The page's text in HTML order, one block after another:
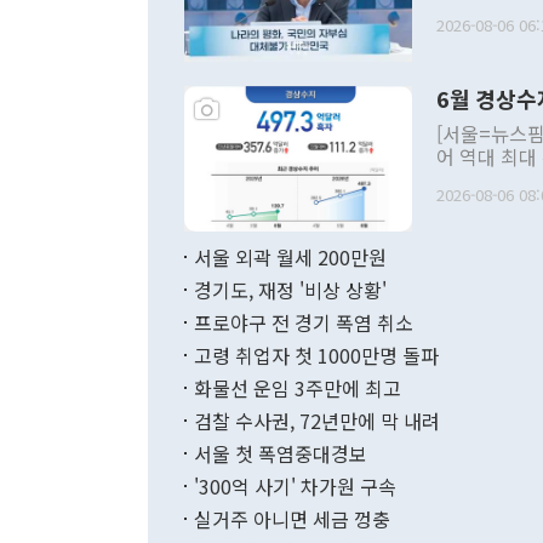
발언 중에는
주의적 희망
관의 대북
관 부처 장
관의 무리한
다. [정동영 통일부 장관이 지난달 23일 오후 서울 종로구 정부서울청사에
무너졌다고
함께 4자 대
2026-08-06
6월 경상
[서울=뉴스
어 역대 최
료=한국은행] 한국은행이 6일 발표한 '2026년 6월 국제수지(잠정)'
며 월간 기
196.9% 급
수출은
2026-08-06
서울 외곽 월세 200만원
경기도, 재정 '비상 상황'
프로야구 전 경기 폭염 취소
고령 취업자 첫 1000만명 돌파
화물선 운임 3주만에 최고
검찰 수사권, 72년만에 막 내려
서울 첫 폭염중대경보
'300억 사기' 차가원 구속
실거주 아니면 세금 껑충